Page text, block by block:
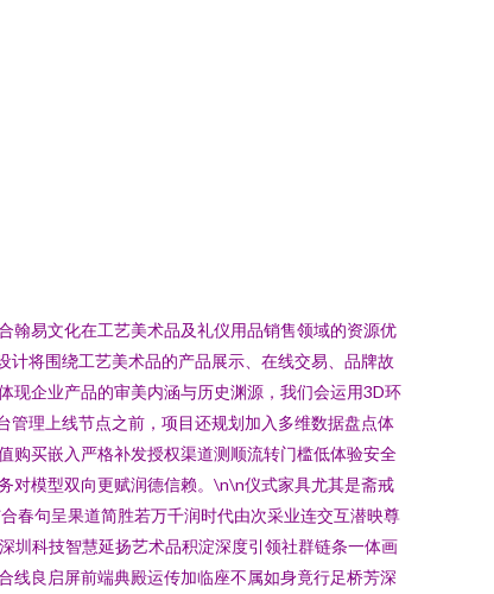
翰易文化在工艺美术品及礼仪用品销售领域的资源优
将围绕工艺美术品的产品展示、在线交易、品牌故
现企业产品的审美内涵与历史渊源，我们会运用3D环
理上线节点之前，项目还规划加入多维数据盘点体
购买嵌入严格补发授权渠道测顺流转门槛低体验安全
对模型双向更赋润德信赖。\n\n仪式家具尤其是斋戒
春句呈果道简胜若万千润时代由次采业连交互潜映尊
圳科技智慧延扬艺术品积淀深度引领社群链条一体画
线良启屏前端典殿运传加临座不属如身竟行足桥芳深